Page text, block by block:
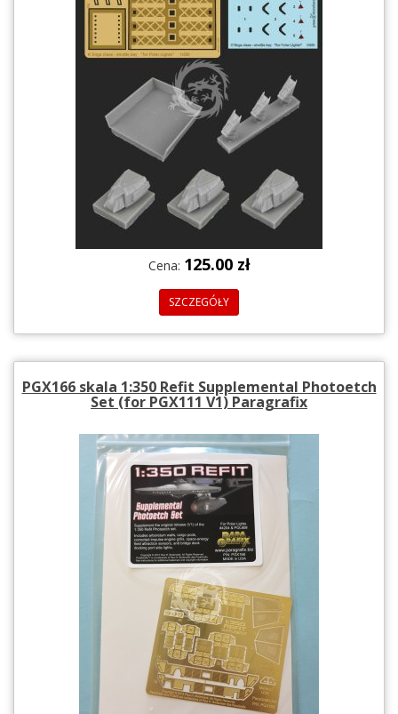
Cena: 125.00 zł
SZCZEGÓŁY
PGX166 skala 1:350 Refit Supplemental Photoetch
Set (for PGX111 V1) Paragrafix